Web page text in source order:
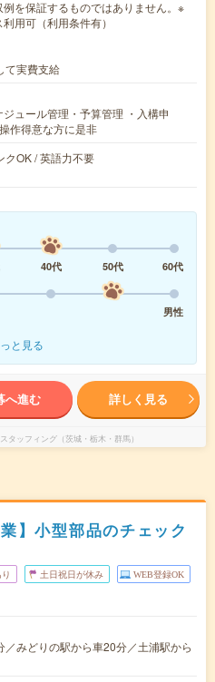
を保証するものではありません。※
用可（利用条件有）
て実費支給
ジュール管理・予算管理 ・入構申
作得意な方に是非
クOK / 英語力不要
40代 50代
60代
男性
と見る
へ進む 詳しく見る
タッフィング（茨城・栃木・群馬）
】小型部品のチェック
土日祝日が休み WEB登録OK
みどりの駅から車20分／土浦駅から